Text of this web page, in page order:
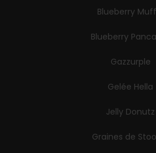
Blueberry
Blueberry
Gazzurple
Gelée Hella
Jelly Donutz
Graines de